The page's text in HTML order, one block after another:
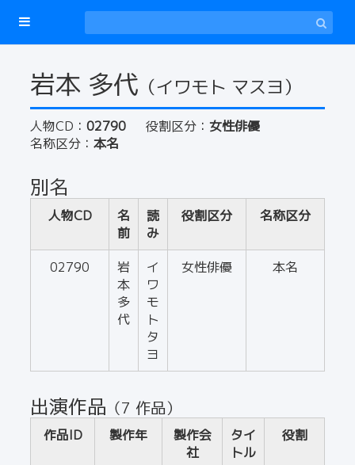
岩本 多代 （イワモト マスヨ）
人物CD： 02790 役割区分： 女性俳優
名称区分： 本名
別名
人物CD
名
前
読
み
役割区分 名称区分
02790
岩
本
多
代
イ
ワ
モ
ト
タ
ヨ
女性俳優 本名
出演作品 （7 作品）
作品ID 製作年
製作会
社
タイ
トル
役割